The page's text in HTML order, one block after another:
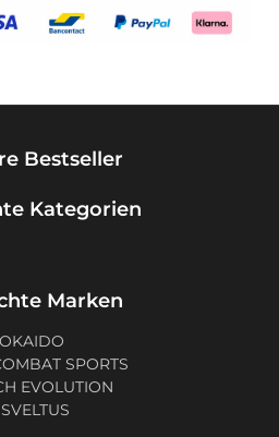
Bestseller
Kategorien
Marken
SPORTS
EVOLUTION
SVELTUS